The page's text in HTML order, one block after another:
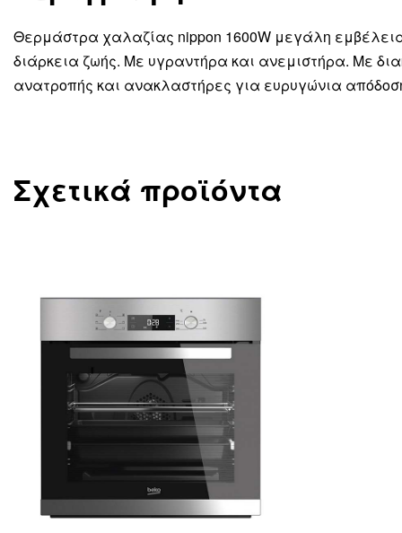
Θερμάστρα χαλαζίας nippon 1600W μεγάλη
διάρκεια ζωής. Με υγραντήρα και ανεμιστήρα. Με
ανατροπής και ανακλαστήρες για ευρυγώνια
Σχετικά προϊόντα